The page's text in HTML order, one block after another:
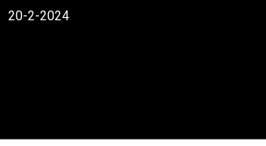
20-2-2024